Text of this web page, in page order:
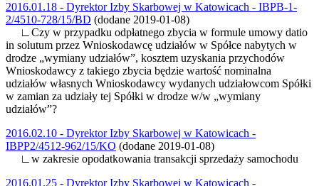
2016.01.18 - Dyrektor Izby Skarbowej w Katowicach - IBPB-1-
2/4510-728/15/BD (dodane 2019-01-08)
∟Czy w przypadku odpłatnego zbycia w formule umowy datio
in solutum przez Wnioskodawcę udziałów w Spółce nabytych w
drodze „wymiany udziałów”, kosztem uzyskania przychodów
Wnioskodawcy z takiego zbycia będzie wartość nominalna
udziałów własnych Wnioskodawcy wydanych udziałowcom Spółki
w zamian za udziały tej Spółki w drodze w/w „wymiany
udziałów”?
2016.02.10 - Dyrektor Izby Skarbowej w Katowicach -
IBPP2/4512-962/15/KO (dodane 2019-01-08)
∟w zakresie opodatkowania transakcji sprzedaży samochodu
2016.01.25 - Dyrektor Izby Skarbowej w Katowicach -